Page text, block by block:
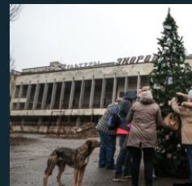
УКРАЇНСЬКА ПРОБЛЕМА КРИМУ
ІНФОГРАФІКА
Qırımtatar
ДОЛУЧАЙСЯ!
Усі сайти RFE/RL